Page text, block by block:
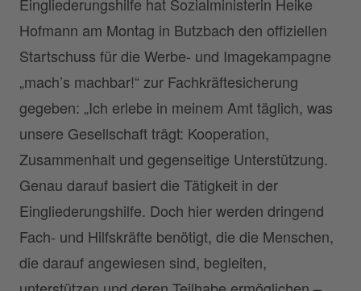
Hofmann am Montag in Butzbach den offiziellen
Startschuss für die Werbe- und Imagekampagne
„mach’s machbar!“ zur Fachkräftesicherung
gegeben: „Ich erlebe in meinem Amt täglich, was
unsere Gesellschaft trägt: Kooperation,
Zusammenhalt und gegenseitige Unterstützung.
Genau darauf basiert die Tätigkeit in der
Eingliederungshilfe. Doch hier werden dringend
Fach- und Hilfskräfte benötigt, die die Menschen,
die darauf angewiesen sind, begleiten,